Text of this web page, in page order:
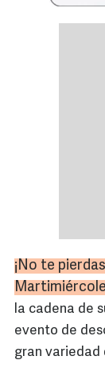
¡No te
la cadena de
evento de
gran variedad